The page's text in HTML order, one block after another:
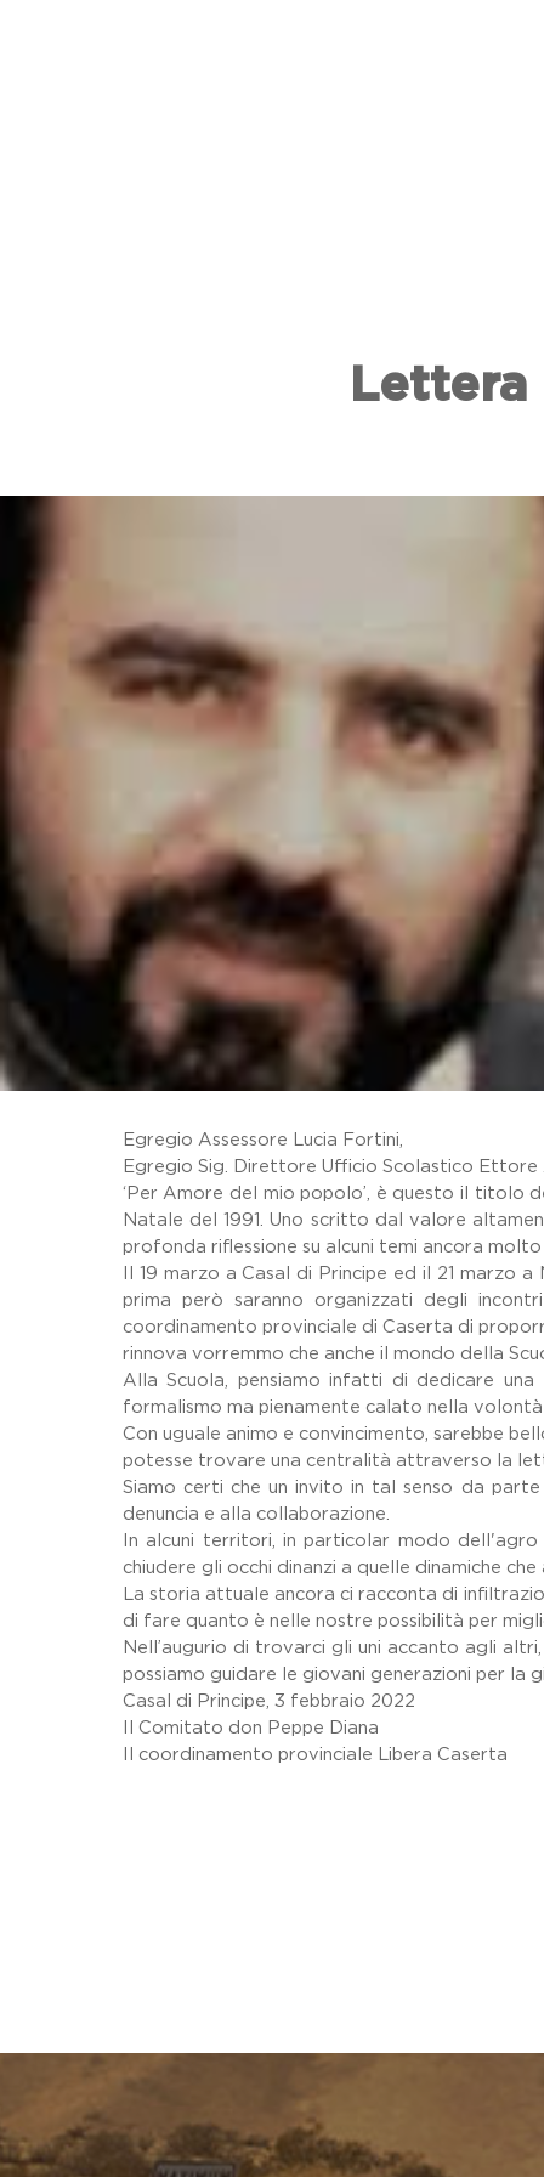
Egregio Assessore Lucia Fortini,
Egregio Sig. Direttore Ufficio Scolastico
‘Per Amore del mio popolo’, è questo il titolo
Natale del 1991. Uno scritto dal valore
profonda riflessione su alcuni temi ancora
Il 19 marzo a Casal di Principe ed il 21 marzo
prima però saranno organizzati degli
coordinamento provinciale di Caserta di
rinnova vorremmo che anche il mondo della
Alla Scuola, pensiamo infatti di dedicare
formalismo ma pienamente calato nella
Con uguale animo e convincimento, sarebbe
potesse trovare una centralità attraverso la
Siamo certi che un invito in tal senso da
denuncia e alla collaborazione.
In alcuni territori, in particolar modo
chiudere gli occhi dinanzi a quelle dinamiche
La storia attuale ancora ci racconta di
di fare quanto è nelle nostre possibilità per
Nell’augurio di trovarci gli uni accanto agli
possiamo guidare le giovani generazioni per la
Casal di Principe, 3 febbraio 2022
Il Comitato don Peppe Diana
Il coordinamento provinciale Libera Caserta